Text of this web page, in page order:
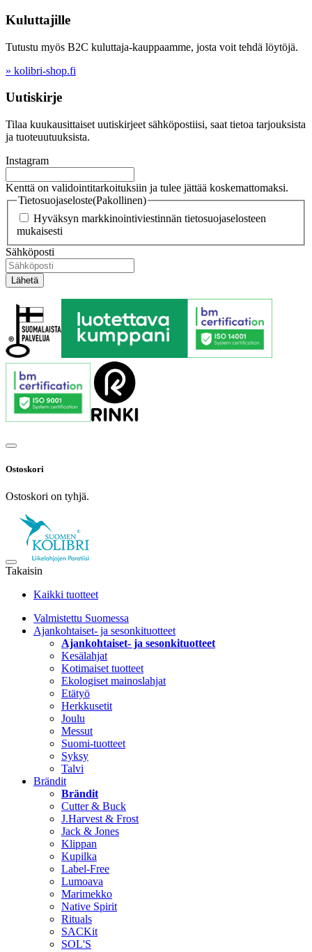
Kuluttajille
Tutustu myös B2C kuluttaja-kauppaamme, josta voit tehdä löytöjä.
» kolibri-shop.fi
Uutiskirje
Tilaa kuukausittaiset uutiskirjeet sähköpostiisi, saat tietoa tarjouksista
ja tuoteuutuuksista.
Instagram
Kenttä on validointitarkoituksiin ja tulee jättää koskemattomaksi.
Tietosuojaseloste(Pakollinen)
Hyväksyn markkinointiviestinnän tietosuojaselosteen
mukaisesti
Sähköposti
Ostoskori
Ostoskori on tyhjä.
Takaisin
Kaikki tuotteet
Valmistettu Suomessa
Ajankohtaiset- ja sesonkituotteet
Ajankohtaiset- ja sesonkituotteet
Kesälahjat
Kotimaiset tuotteet
Ekologiset mainoslahjat
Etätyö
Herkkusetit
Joulu
Messut
Suomi-tuotteet
Syksy
Talvi
Brändit
Brändit
Cutter & Buck
J.Harvest & Frost
Jack & Jones
Klippan
Kupilka
Label-Free
Lumoava
Marimekko
Native Spirit
Rituals
SACKit
SOL'S